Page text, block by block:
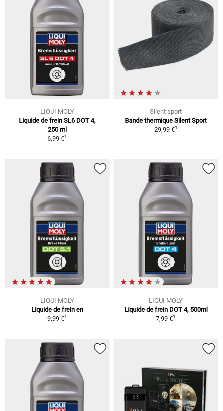
LIQUI MOLY
Liquide de frein SL6 DOT 4,
250 ml
6,99 €1
Silent sport
Bande thermique Silent Sport
29,99 €1
LIQUI MOLY
Liquide de frein en
9,99 €1
LIQUI MOLY
Liquide de frein DOT 4, 500ml
7,99 €1